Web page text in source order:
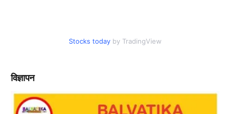
Stocks today by TradingView
विज्ञापन